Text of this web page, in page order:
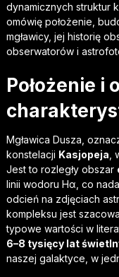
dynamicznych struktur
omówię położenie,
mgławicy, jej historię
obserwatorów i
Położenie i
Mgławica Dusza,
konstelacji Kasjopeja
Jest to rozległy obszar
linii wodoru Hα, co
odcień na zdjęciach
kompleksu jest
typowe wartości w
6–8 tysięcy lat
naszej galaktyce, w